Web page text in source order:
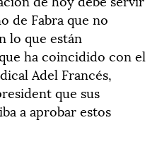
de Fabra que no
lo que están
ha coincidido con el
Adel Francés,
que sus
a aprobar estos